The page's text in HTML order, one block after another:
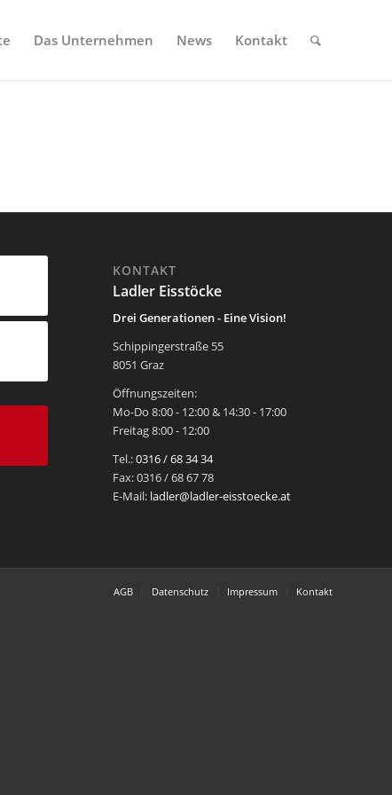
Das Unternehmen News Kontakt
KONTAKT
Ladler Eisstöcke
Drei Generationen - Eine Vision!
Schippingerstraße 55
8051 Graz
Öffnungszeiten:
Mo-Do 8:00 - 12:00 & 14:30 - 17:00
Freitag 8:00 - 12:00
Tel.:0316 / 68 34 34
Fax: 0316 / 68 67 78
E-Mail: ladler@ladler-eisstoecke.at
AGB Datenschutz Impressum Kontakt